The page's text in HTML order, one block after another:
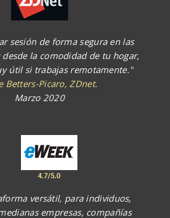
sesión de forma segura en las
la comodidad de tu hogar,
útil si trabajas remotamente."
Betters-Picaro, ZDnet.
Marzo 2020
versátil, para individuos,
empresas, compañías